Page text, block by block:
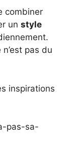
combiner
un style
pas du
inspirations
pas-sa-